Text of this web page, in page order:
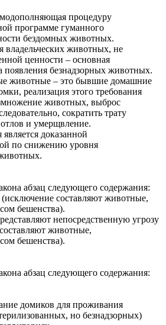
процедуру
программе гуманного
бездомных животных.
владельческих животных, не
ценности – основная
появления безнадзорных животных.
животные – это бывшие домашние
реализация этого требования
животных, выброс
сократить трату
и умерщвление.
доказанной
по снижению уровня
абзац следующего содержания:
(исключение составляют животные,
бешенства).
непосредственную угрозу
животные,
бешенства).
абзац следующего содержания:
домиков для проживания
но безнадзорных)